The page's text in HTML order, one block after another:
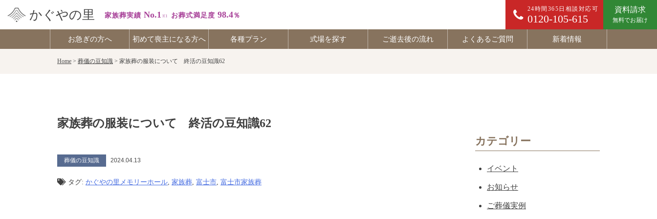
かぐやの里 家族葬実績 No.1 お葬式満足度 98.4％
お急ぎの方へ 初めて喪主になる方へ 各種プラン 式場を探す ご逝去後の流れ よくあるご質問 新着情報
Home > 葬儀の豆知識 > 家族葬の服装について 終活の豆知識62
家族葬の服装について 終活の豆知識62
葬儀の豆知識 2024.04.13
タグ: かぐやの里メモリーホール, 家族葬, 富士市, 富士市家族葬
カテゴリー
イベント
お知らせ
ご葬儀実例
24時間365日相談対応可
0120-105-615
資料請求
無料でお届け